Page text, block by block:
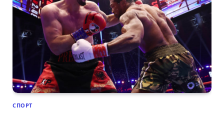
СПОРТ